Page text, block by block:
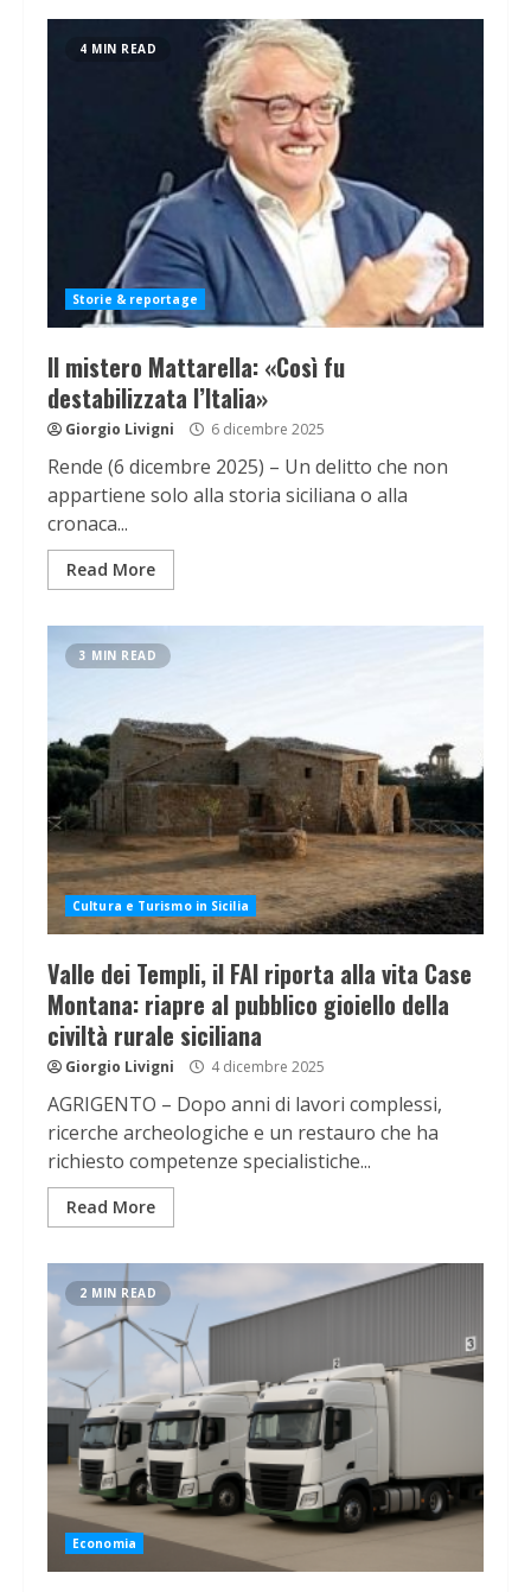
4 MIN READ
Storie & reportage
Il mistero Mattarella: «Così fu
destabilizzata l’Italia»
Giorgio Livigni 6 dicembre 2025
Rende (6 dicembre 2025) – Un delitto che non
appartiene solo alla storia siciliana o alla
cronaca...
Read More
3 MIN READ
Cultura e Turismo in Sicilia
Valle dei Templi, il FAI riporta alla vita Case
Montana: riapre al pubblico gioiello della
civiltà rurale siciliana
Giorgio Livigni 4 dicembre 2025
AGRIGENTO – Dopo anni di lavori complessi,
ricerche archeologiche e un restauro che ha
richiesto competenze specialistiche...
Read More
2 MIN READ
Economia